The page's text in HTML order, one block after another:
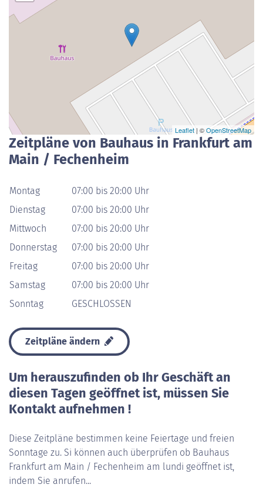
Leaflet | ©OpenStreetMap
Zeitpläne von Bauhaus in Frankfurt am
Main / Fechenheim
Montag
07:00 bis 20:00 Uhr
Dienstag
07:00 bis 20:00 Uhr
Mittwoch
07:00 bis 20:00 Uhr
Donnerstag
07:00 bis 20:00 Uhr
Freitag
07:00 bis 20:00 Uhr
Samstag
07:00 bis 20:00 Uhr
Sonntag
GESCHLOSSEN
Zeitpläne ändern
Um herauszufinden ob Ihr Geschäft an
diesen Tagen geöffnet ist, müssen Sie
Kontakt aufnehmen !
Diese Zeitpläne bestimmen keine Feiertage und freien
Sonntage zu. Si können auch überprüfen ob Bauhaus
Frankfurt am Main / Fechenheim am lundi geöffnet ist,
indem Sie anrufen...